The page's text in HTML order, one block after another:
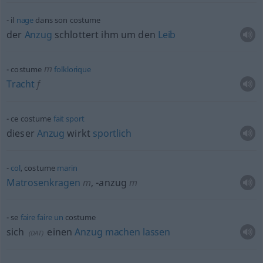
il nage dans son costume
der Anzug schlottert ihm um den Leib
costume m folklorique
Tracht f
ce costume fait sport
dieser Anzug wirkt sportlich
col, costume marin
Matrosenkragen m, -anzug m
se fairefaire un costume
sich (DAT) einenAnzug machen lassen